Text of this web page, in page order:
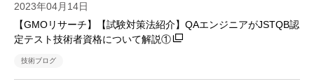
2023年04月14日
【GMOリサーチ】【試験対策法紹介】QAエンジニアがJSTQB認
定テスト技術者資格について解説①
技術ブログ